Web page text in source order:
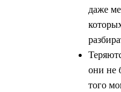
даже
они не
того